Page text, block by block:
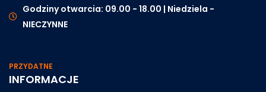
Godziny otwarcia: 09.00 - 18.00 | Niedziela -
NIECZYNNE
PRZYDATNE
INFORMACJE